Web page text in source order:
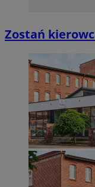
Zostań
można
SessID
QeSessID
MvSessID
euds